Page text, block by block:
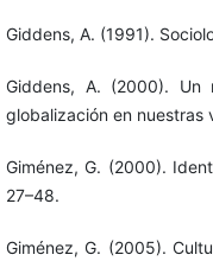
Giddens, A. (1991).
Giddens, A. (2000). Un
globalización en nuestras
Giménez, G. (2000).
27–48.
Giménez, G. (2005).